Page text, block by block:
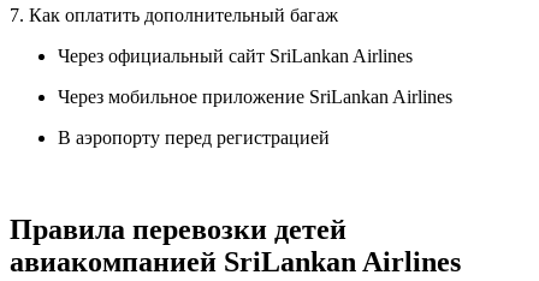
7. Как оплатить дополнительный багаж
Через официальный сайт SriLankan Airlines
Через мобильное приложение SriLankan Airlines
В аэропорту перед регистрацией
Правила перевозки детей
авиакомпанией SriLankan Airlines